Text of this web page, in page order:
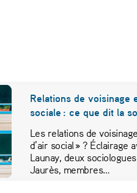
Relations de voisinage
sociale : ce que dit la
Les relations de
d’air social » ? Éclairage
Launay, deux
Jaurès, membres…